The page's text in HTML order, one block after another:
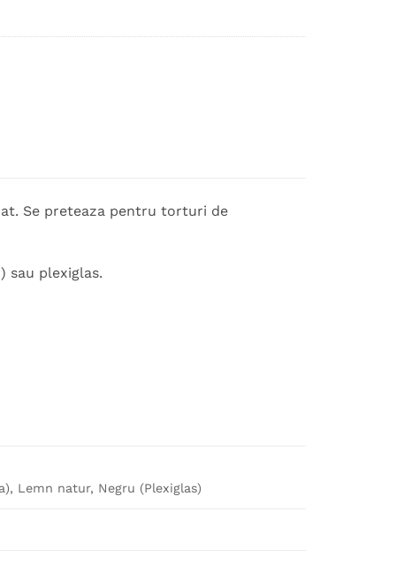
Se preteaza pentru torturi de
sau plexiglas.
Lemn natur, Negru (Plexiglas)